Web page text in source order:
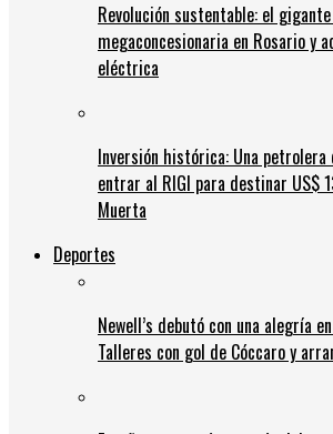
Revolución sustentable: el
megaconcesionaria en Rosario y
eléctrica
Inversión histórica: Una petrolera
entrar al RIGI para destinar US$
Muerta
Deportes
Newell’s debutó con una alegría
Talleres con gol de Cóccaro y